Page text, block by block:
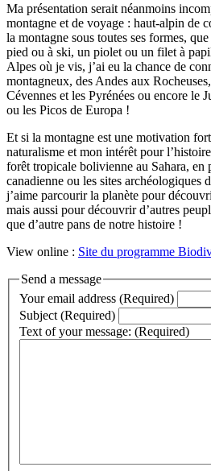
Ma présentation serait néanmoins
montagne et de voyage : haut-alpin de
la montagne sous toutes ses formes,
pied ou à ski, un piolet ou un filet à
Alpes où je vis, j’ai eu la chance de
montagneux, des Andes aux
Cévennes et les Pyrénées ou encore le
ou les Picos de Europa !
Et si la montagne est une motivation
naturalisme et mon intérêt pour
forêt tropicale bolivienne au Sahara, en
canadienne ou les sites archéologiques
j’aime parcourir la planète pour
mais aussi pour découvrir d’autres
que d’autre pans de notre histoire !
View online : Site du programme
Send a message
Your email address (Required)
Subject (Required)
Text of your message: (Required)